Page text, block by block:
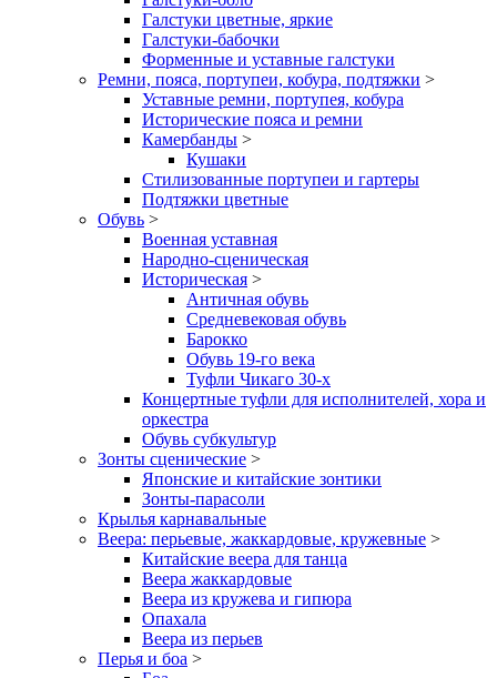
Галстуки цветные, яркие
Галстуки-бабочки
Форменные и уставные галстуки
Ремни, пояса, портупеи, кобура, подтяжки >
Уставные ремни, портупея, кобура
Исторические пояса и ремни
Камербанды >
Кушаки
Стилизованные портупеи и гартеры
Подтяжки цветные
Обувь >
Военная уставная
Народно-сценическая
Историческая >
Античная обувь
Средневековая обувь
Барокко
Обувь 19-го века
Туфли Чикаго 30-х
Концертные туфли для исполнителей, хора и
оркестра
Обувь субкультур
Зонты сценические >
Японские и китайские зонтики
Зонты-парасоли
Крылья карнавальные
Веера: перьевые, жаккардовые, кружевные >
Китайские веера для танца
Веера жаккардовые
Веера из кружева и гипюра
Опахала
Веера из перьев
Перья и боа >